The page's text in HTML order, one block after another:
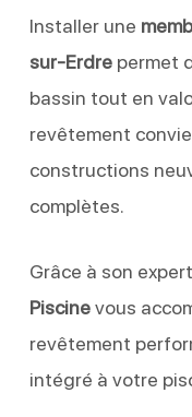
Installer une
sur-Erdrepermet
bassin tout en
revêtement
constructions
complètes.
Grâce à son
Piscinevous
revêtement
intégré à votre